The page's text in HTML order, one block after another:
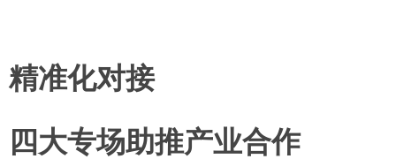
精准化对接
四大专场助推产业合作